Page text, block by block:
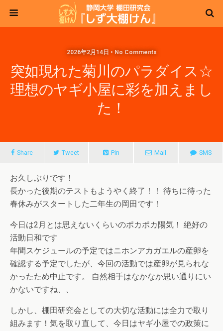
2026年2月14日 • No Comments
突如現れた菊川のパラダイス☆
理想のヤギ小屋に彩を加えまし
た！
Share Tweet Pin Mail SMS
お久しぶりです！
長かった後期のテストもようやく終了！！ 待ちに待った
春休みがスタートした二年生の岡田です！
今日は2月とは思えないくらいのポカポカ陽気！ 絶好の
活動日和です
年間スケジュールの予定ではニホンアカガエルの産卵を
確認する予定でしたが、今回の活動では産卵が見られな
かったため中止です。 自然相手はなかなか思い通りにい
かないですね、、
しかし、棚田研究会としての大切な活動には全力で取り
組みます！気を取り直して、今日はヤギ小屋での政策に